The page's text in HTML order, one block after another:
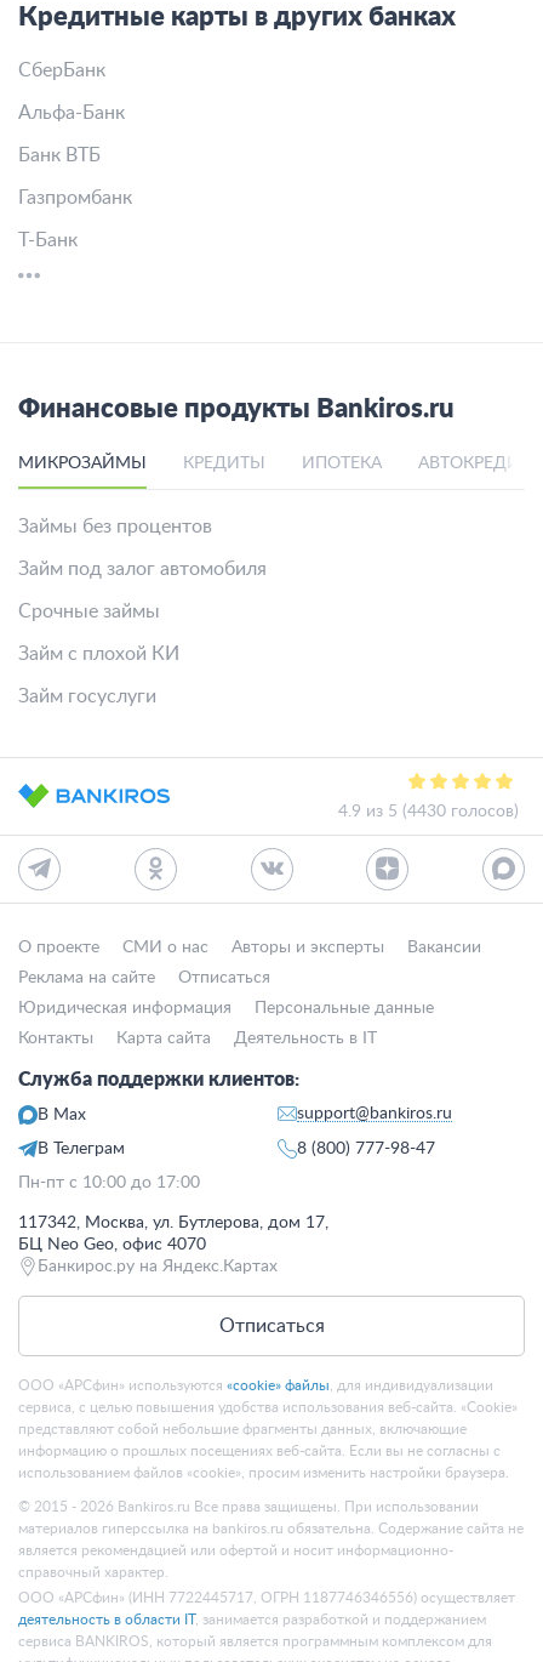
Кредитные карты в других банках
СберБанк
Альфа-Банк
Банк ВТБ
Газпромбанк
Т-Банк
Финансовые продукты Bankiros.ru
МИКРОЗАЙМЫ КРЕДИТЫ ИПОТЕКА
Займы без процентов
Займ под залог автомобиля
Срочные займы
Займ с плохой КИ
Займ госуслуги
4.9 из 5 (4430 голосов)
О проекте СМИ о нас Авторы и эксперты
Вакансии
Реклама на сайте
Отписаться
Юридическая информация
Персональные данные
Контакты
Карта сайта Деятельность в IT
Служба поддержки клиентов:
В Max
В Телеграм
support@bankiros.ru
8 (800) 777-98-47
Пн-пт с 10:00 до 17:00
117342, Москва, ул. Бутлерова, дом 17,
БЦ Neo Geo, офис 4070
Банкирос.ру на Яндекс.Картах
Отписаться
ООО «АРСфин» используются «cookie» файлы , для индивидуализации
сервиса, с целью повышения удобства использования веб-сайта. «Cookie»
представляют собой небольшие фрагменты данных, включающие
информацию о прошлых посещениях веб-сайта. Если вы не согласны с
использованием файлов «cookie», просим изменить настройки браузера.
© 2015 - 2026 Bankiros.ru Все права защищены. При использовании
материалов гиперссылка на bankiros.ru обязательна. Содержание сайта не
является рекомендацией или офертой и носит информационно-
справочный характер.
ООО «АРСфин» (ИНН 7722445717, ОГРН 1187746346556) осуществляет
деятельность в области IT, занимается разработкой и поддержанием
сервиса BANKIROS, который является программным комплексом для